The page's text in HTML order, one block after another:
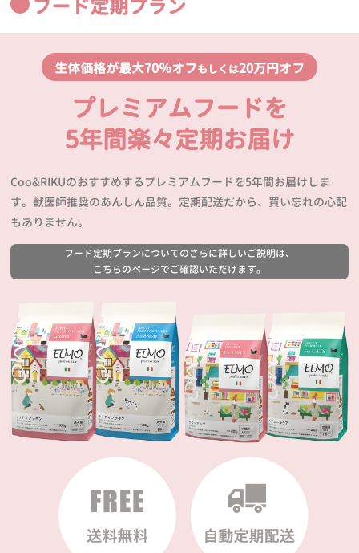
フード定期プラン
生体価格が最大70％オフもしくは20万円オフ
プレミアムフードを
5年間楽々定期お届け
Coo&RIKUのおすすめするプレミアムフードを5年間お届けしま
す。獣医師推奨のあんしん品質。定期配送だから、買い忘れの心配
もありません。
フード定期プランについてのさらに詳しいご説明は、
こちらのページでご確認いただけます。